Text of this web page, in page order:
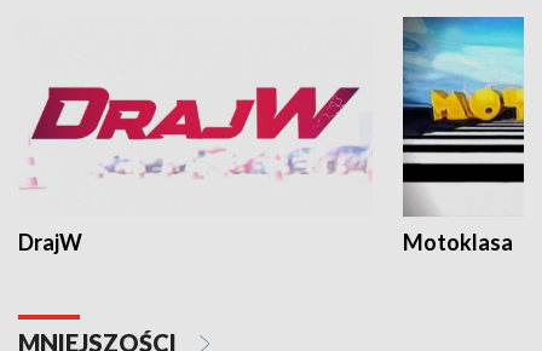
DrajW Motoklasa
MNIEJSZOŚCI